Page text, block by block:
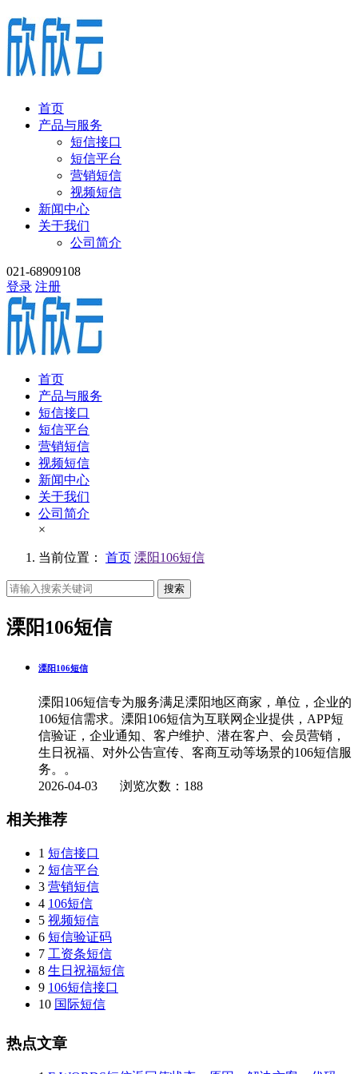
首页
产品与服务
短信接口
短信平台
营销短信
视频短信
新闻中心
关于我们
公司简介
021-68909108
登录 注册
首页
产品与服务
短信接口
短信平台
营销短信
视频短信
新闻中心
关于我们
公司简介
×
当前位置： 首页 溧阳106短信
搜索
溧阳106短信
溧阳106短信
溧阳106短信专为服务满足溧阳地区商家，单位，企业的
106短信需求。溧阳106短信为互联网企业提供，APP短
信验证，企业通知、客户维护、潜在客户、会员营销，
生日祝福、对外公告宣传、客商互动等场景的106短信服
务。。
2026-04-03 浏览次数：188
相关推荐
1 短信接口
2 短信平台
3 营销短信
4 106短信
5 视频短信
6 短信验证码
7 工资条短信
8 生日祝福短信
9 106短信接口
10 国际短信
热点文章